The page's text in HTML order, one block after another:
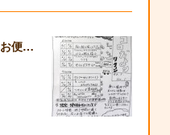
4月からカインズクラス発動！お便りも復活します！